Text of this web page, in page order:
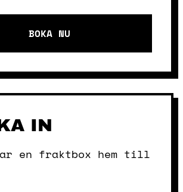
BOKA NU
IN
en fraktbox hem till